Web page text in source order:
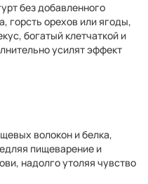
без добавленного
горсть орехов или ягоды,
богатый клетчаткой и
усилят эффект
волокон и белка,
пищеварение и
надолго утоляя чувство